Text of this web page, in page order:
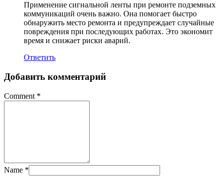
Применение сигнальной ленты при ремонте подземных
коммуникаций очень важно. Она помогает быстро
обнаружить место ремонта и предупреждает случайные
повреждения при последующих работах. Это экономит
время и снижает риски аварий.
Ответить
Добавить комментарий
Comment *
Name *